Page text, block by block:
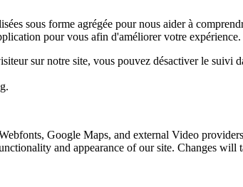
sous forme agrégée pour nous aider à
pour vous afin d'améliorer votre expérience.
sur notre site, vous pouvez désactiver le suivi
Google Maps, and external Video
and appearance of our site. Changes will